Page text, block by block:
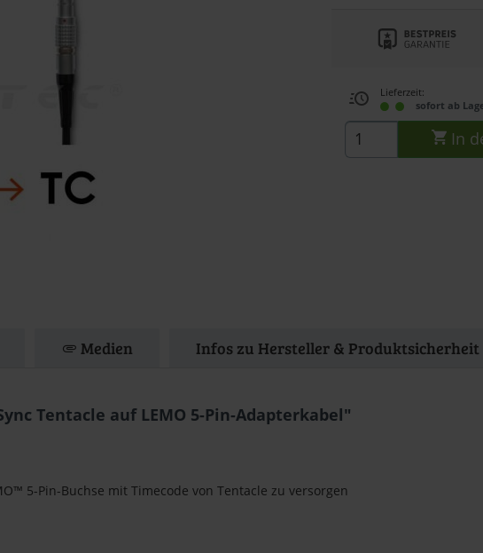
Lieferzeit:
sofort ab
In
Medien Infos zu Hersteller & Produktsicherheit
Tentacle auf LEMO 5-Pin-Adapterkabel"
5-Pin-Buchse mit Timecode von Tentacle zu versorgen